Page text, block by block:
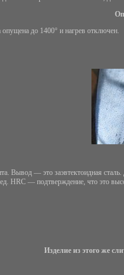
до 1400° и нагрев отключен.
Вывод — это заэвтектоидная
НRC — подтверждение, что это
Изделие из этого же